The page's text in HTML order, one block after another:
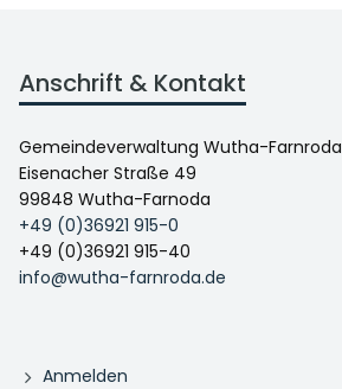
Anschrift & Kontakt
Gemeindeverwaltung Wutha-Farnroda
Eisenacher Straße 49
99848 Wutha-Farnoda
+49 (0)36921 915-0
+49 (0)36921 915-40
info@wutha-farnroda.de
Anmelden